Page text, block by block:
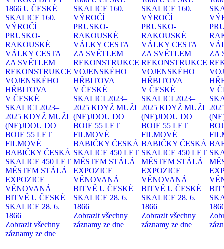
1866 U ČESKÉ
SKALICE 160.
VÝROČÍ
PRUSKO-
RAKOUSKÉ
VÁLKY CESTA
ZA SVĚTLEM
REKONSTRUKCE
VOJENSKÉHO
HŘBITOVA
V ČESKÉ
SKALICI 2023–
2025 KDYŽ MUŽI
(NE)JDOU DO
BOJE 55 LET
FILMOVÉ
BABIČKY ČESKÁ
SKALICE 450 LET
MĚSTEM STÁLÁ
EXPOZICE
VĚNOVANÁ
BITVĚ U ČESKÉ
SKALICE 28. 6.
1866
Zobrazit všechny
záznamy ze dne
SKALICE 160.
VÝROČÍ
PRUSKO-
RAKOUSKÉ
VÁLKY CESTA
ZA SVĚTLEM
REKONSTRUKCE
VOJENSKÉHO
HŘBITOVA
V ČESKÉ
SKALICI 2023–
2025 KDYŽ MUŽI
(NE)JDOU DO
BOJE 55 LET
FILMOVÉ
BABIČKY ČESKÁ
SKALICE 450 LET
MĚSTEM STÁLÁ
EXPOZICE
VĚNOVANÁ
BITVĚ U ČESKÉ
SKALICE 28. 6.
1866
Zobrazit všechny
záznamy ze dne
SKALICE 160.
VÝROČÍ
PRUSKO-
RAKOUSKÉ
VÁLKY CESTA
ZA SVĚTLEM
REKONSTRUKCE
VOJENSKÉHO
HŘBITOVA
V ČESKÉ
SKALICI 2023–
2025 KDYŽ MUŽI
(NE)JDOU DO
BOJE 55 LET
FILMOVÉ
BABIČKY ČESKÁ
SKALICE 450 LET
MĚSTEM STÁLÁ
EXPOZICE
VĚNOVANÁ
BITVĚ U ČESKÉ
SKALICE 28. 6.
1866
Zobrazit všechny
záznamy ze dne
ZA
V